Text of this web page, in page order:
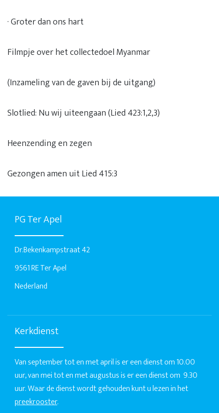
· Groter dan ons hart
Filmpje over het collectedoel Myanmar
(Inzameling van de gaven bij de uitgang)
Slotlied: Nu wij uiteengaan (Lied 423:1,2,3)
Heenzending en zegen
Gezongen amen uit Lied 415:3
PG Ter Apel
Dr.Bekenkampstraat 42
9561 RE Ter Apel
Nederland
Kerkdienst
Van september tot en met april is er een dienst om 10.00
uur, van mei tot en met augustus is er een dienst om 9.30
uur. Waar de dienst wordt gehouden kunt u lezen in het
preekrooster.